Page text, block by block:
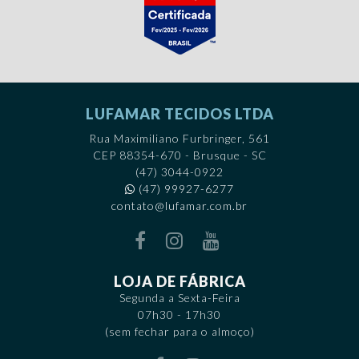
LUFAMAR TECIDOS LTDA
Rua Maximiliano Furbringer, 561
CEP 88354-670 - Brusque - SC
(47) 3044-0922
(47) 99927-6277
contato@lufamar.com.br
LOJA DE FÁBRICA
Segunda a Sexta-Feira
07h30 - 17h30
(sem fechar para o almoço)